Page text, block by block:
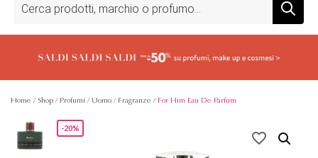
Scopri tutti i prodotti in super saldo!Clicca qui
prodotti
Home / Shop / Profumi / Uomo / Fragranze / For Him Eau De Parfum
-20%